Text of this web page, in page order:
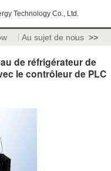
Technology Co., Ltd.
Au sujet de nous >>
de réfrigérateur de
le contrôleur de PLC